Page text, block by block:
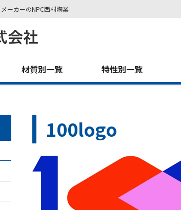
ーカーのNPC西村陶業
材質別一覧 特性別一覧
100logo